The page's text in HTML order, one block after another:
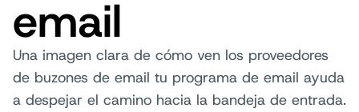
email
Una imagen clara de cómo ven los proveedores
de buzones de email tu programa de email ayuda
a despejar el camino hacia la bandeja de entrada.